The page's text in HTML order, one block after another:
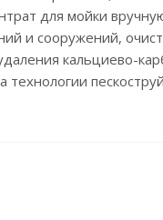
для мойки
и сооружений,
кальциево-